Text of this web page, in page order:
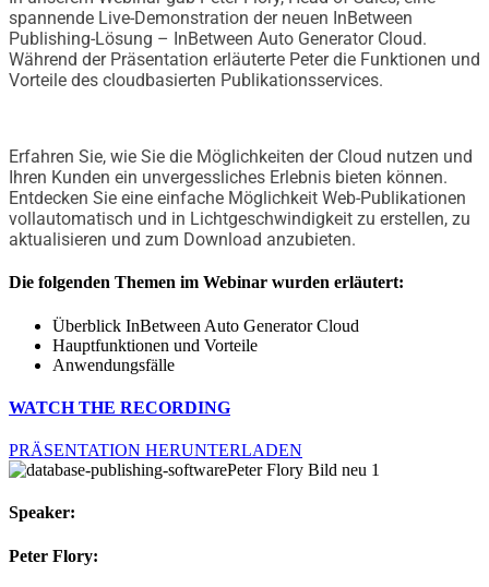
spannende Live-Demonstration der neuen InBetween
Publishing-Lösung – InBetween Auto Generator Cloud.
Während der Präsentation erläuterte Peter die Funktionen und
Vorteile des cloudbasierten Publikationsservices.
Erfahren Sie, wie Sie die Möglichkeiten der Cloud nutzen und
Ihren Kunden ein unvergessliches Erlebnis bieten können.
Entdecken Sie eine einfache Möglichkeit Web-Publikationen
vollautomatisch und in Lichtgeschwindigkeit zu erstellen, zu
aktualisieren und zum Download anzubieten.
Die folgenden Themen im Webinar wurden erläutert:
Überblick InBetween Auto Generator Cloud
Hauptfunktionen und Vorteile
Anwendungsfälle
WATCH THE RECORDING
PRÄSENTATION HERUNTERLADEN
Speaker:
Peter Flory: